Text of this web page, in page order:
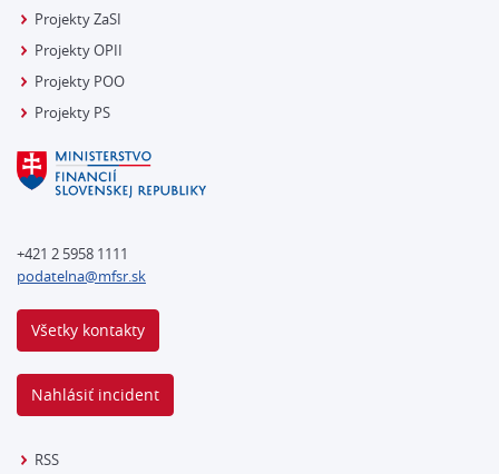
Projekty ZaSI
Projekty OPII
Projekty POO
Projekty PS
+421 2 5958 1111
podatelna@mfsr.sk
Všetky kontakty
Nahlásiť incident
RSS